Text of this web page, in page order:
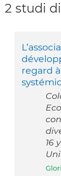
2 studi
regard
16